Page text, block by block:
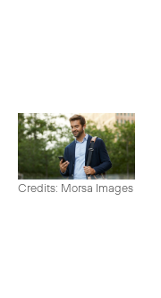
Credits: Morsa Images